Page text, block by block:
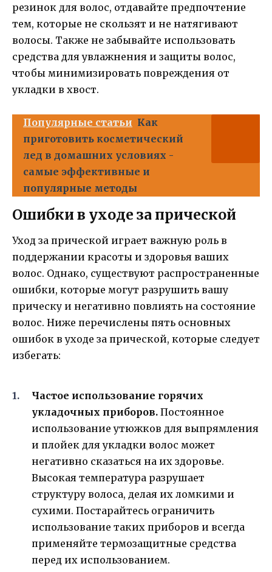
резинок для волос, отдавайте предпочтение
тем, которые не скользят и не натягивают
волосы. Также не забывайте использовать
средства для увлажнения и защиты волос,
чтобы минимизировать повреждения от
укладки в хвост.
Популярные статьи Как
приготовить косметический
лед в домашних условиях -
самые эффективные и
популярные методы
Ошибки в уходе за прической
Уход за прической играет важную роль в
поддержании красоты и здоровья ваших
волос. Однако, существуют распространенные
ошибки, которые могут разрушить вашу
прическу и негативно повлиять на состояние
волос. Ниже перечислены пять основных
ошибок в уходе за прической, которые следует
избегать:
Частое использование горячих
укладочных приборов. Постоянное
использование утюжков для выпрямления
и плойек для укладки волос может
негативно сказаться на их здоровье.
Высокая температура разрушает
структуру волоса, делая их ломкими и
сухими. Постарайтесь ограничить
использование таких приборов и всегда
применяйте термозащитные средства
перед их использованием.